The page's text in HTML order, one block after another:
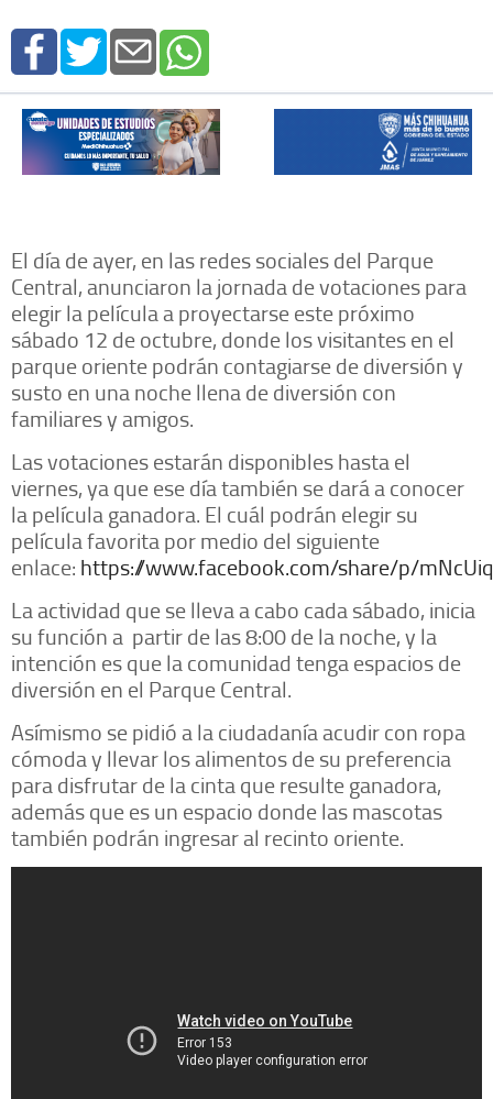
El día de ayer, en las redes sociales del Parque
Central, anunciaron la jornada de votaciones para
elegir la película a proyectarse este próximo
sábado 12 de octubre, donde los visitantes en el
parque oriente podrán contagiarse de diversión y
susto en una noche llena de diversión con
familiares y amigos.
Las votaciones estarán disponibles hasta el
viernes, ya que ese día también se dará a conocer
la película ganadora. El cuál podrán elegir su
película favorita por medio del siguiente
enlace: https://www.facebook.com/share/p/
La actividad que se lleva a cabo cada sábado, inicia
su función a partir de las 8:00 de la noche, y la
intención es que la comunidad tenga espacios de
diversión en el Parque Central.
Asímismo se pidió a la ciudadanía acudir con ropa
cómoda y llevar los alimentos de su preferencia
para disfrutar de la cinta que resulte ganadora,
además que es un espacio donde las mascotas
también podrán ingresar al recinto oriente.